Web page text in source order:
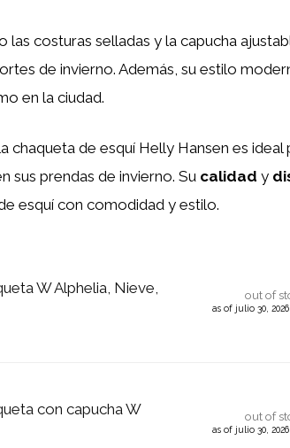
costuras selladas y la capucha
de invierno. Además, su estilo
en la ciudad.
de esquí Helly Hansen es ideal
sus prendas de invierno. Su calidad y
esquí con comodidad y estilo.
W Alphelia, Nieve,
out of
as of julio 30,
con capucha W
out of
as of julio 30,